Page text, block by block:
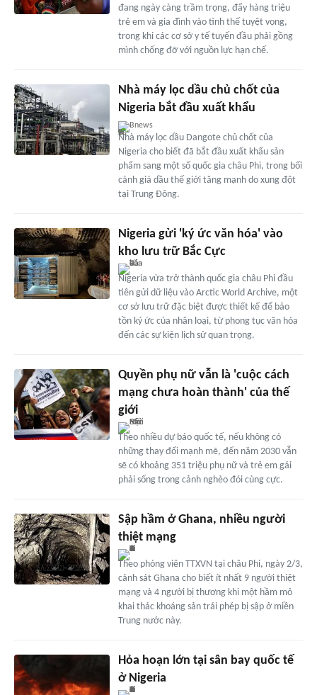
đang ngày càng trầm trọng, đẩy hàng triệu
trẻ em và gia đình vào tình thế tuyệt vọng,
trong khi các cơ sở y tế tuyến đầu phải gồng
mình chống đỡ với nguồn lực hạn chế.
Nhà máy lọc dầu chủ chốt của
Nigeria bắt đầu xuất khẩu
Bnews
Nhà máy lọc dầu Dangote chủ chốt của
Nigeria cho biết đã bắt đầu xuất khẩu sản
phẩm sang một số quốc gia châu Phi, trong bối
cảnh giá dầu thế giới tăng mạnh do xung đột
tại Trung Đông.
Nigeria gửi 'ký ức văn hóa' vào
kho lưu trữ Bắc Cực
Nigeria vừa trở thành quốc gia châu Phi đầu
tiên gửi dữ liệu vào Arctic World Archive, một
cơ sở lưu trữ đặc biệt được thiết kế để bảo
tồn ký ức của nhân loại, từ phong tục văn hóa
đến các sự kiện lịch sử quan trọng.
Quyền phụ nữ vẫn là 'cuộc cách
mạng chưa hoàn thành' của thế
giới
Theo nhiều dự báo quốc tế, nếu không có
những thay đổi mạnh mẽ, đến năm 2030 vẫn
sẽ có khoảng 351 triệu phụ nữ và trẻ em gái
phải sống trong cảnh nghèo đói cùng cực.
Sập hầm ở Ghana, nhiều người
thiệt mạng
Theo phóng viên TTXVN tại châu Phi, ngày 2/3,
cảnh sát Ghana cho biết ít nhất 9 người thiệt
mạng và 4 người bị thương khi một hầm mỏ
khai thác khoáng sản trái phép bị sập ở miền
Trung nước này.
Hỏa hoạn lớn tại sân bay quốc tế
ở Nigeria